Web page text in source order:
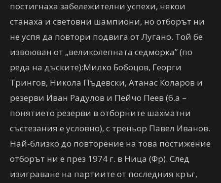
постигнаха забележителни успехи, някои
станаха и световни шампиони, но отборът ни
не успя да повтори подвига от Лугано. Той бе
извоюван от „великолепната седморка” (по
реда на дъските):Милко Бобоцов, Георги
Трингов, Никола Пъдевски, Атанас Коларов и
резерви Иван Радулов и Пейчо Пеев (б.а –
понятието резерви в отборните шахматни
състезания е условно), с треньор Павел Иванов.
Най-близко до повторение на това постижение
отборът ни е през 1974 г. в Ница (Фр). След
изиграване на партиите от последния кръг,